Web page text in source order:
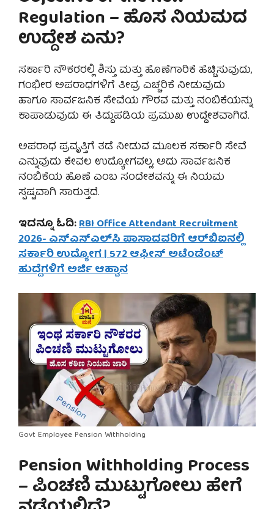
Regulation – ಹೊಸ ನಿಯಮದ
ಉದ್ದೇಶ ಏನು?
ಸರ್ಕಾರಿ ನೌಕರರಲ್ಲಿ ಶಿಸ್ತು ಮತ್ತು ಹೊಣೆಗಾರಿಕೆ ಹೆಚ್ಚಿಸುವುದು,
ಗಂಭೀರ ಅಪರಾಧಗಳಿಗೆ ತೀವ್ರ ಎಚ್ಚರಿಕೆ ನೀಡುವುದು
ಹಾಗೂ ಸಾರ್ವಜನಿಕ ಸೇವೆಯ ಗೌರವ ಮತ್ತು ನಂಬಿಕೆಯನ್ನು
ಕಾಪಾಡುವುದು ಈ ತಿದ್ದುಪಡಿಯ ಪ್ರಮುಖ ಉದ್ದೇಶವಾಗಿದೆ.
ಅಪರಾಧ ಪ್ರವೃತ್ತಿಗೆ ತಡೆ ನೀಡುವ ಮೂಲಕ ಸರ್ಕಾರಿ ಸೇವೆ
ಎನ್ನುವುದು ಕೇವಲ ಉದ್ಯೋಗವಲ್ಲ, ಅದು ಸಾರ್ವಜನಿಕ
ನಂಬಿಕೆಯ ಹೊಣೆ ಎಂಬ ಸಂದೇಶವನ್ನು ಈ ನಿಯಮ
ಸ್ಪಷ್ಟವಾಗಿ ಸಾರುತ್ತದೆ.
ಇದನ್ನೂ ಓದಿ:RBI Office Attendant Recruitment
2026- ಎಸ್‌ಎಸ್‌ಎಲ್‌ಸಿ ಪಾಸಾದವರಿಗೆ ಆರ್‌ಬಿಐನಲ್ಲಿ
ಸರ್ಕಾರಿ ಉದ್ಯೋಗ | 572 ಆಫೀಸ್ ಅಟೆಂಡೆಂಟ್
ಹುದ್ದೆಗಳಿಗೆ ಅರ್ಜಿ ಆಹ್ವಾನ
Govt Employee Pension Withholding
Pension Withholding Process
– ಪಿಂಚಣಿ ಮುಟ್ಟುಗೋಲು ಹೇಗೆ